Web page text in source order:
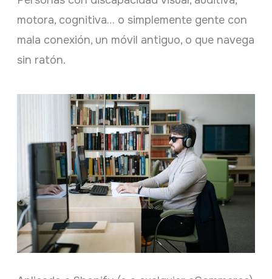
motora, cognitiva… o simplemente gente con
mala conexión, un móvil antiguo, o que navega
sin ratón.